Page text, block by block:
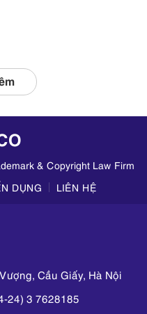
& Copyright Law Firm
DỤNG LIÊN HỆ
Cầu Giấy, Hà Nội
24) 3 7628185